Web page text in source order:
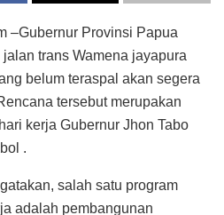
–Gubernur Provinsi Papua
trans Wamena jayapura
belum teraspal akan segera
tersebut merupakan
kerja Gubernur Jhon Tabo
.
salah satu program
adalah pembangunan